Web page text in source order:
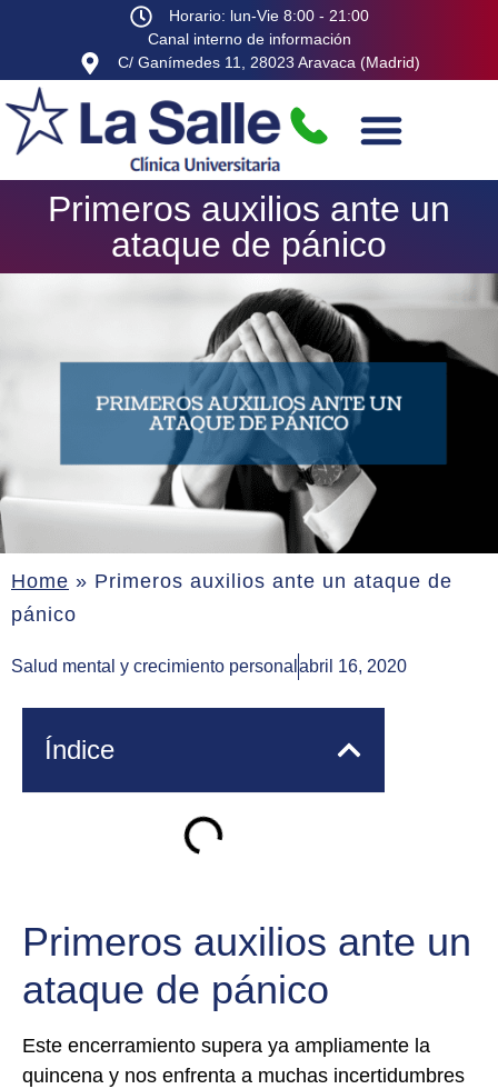
Horario: lun-Vie 8:00 - 21:00
Canal interno de información
C/ Ganímedes 11, 28023 Aravaca (Madrid)
Primeros auxilios ante un
ataque de pánico
Home » Primeros auxilios ante un ataque de
pánico
Salud mental y crecimiento personal abril 16, 2020
Índice
Primeros auxilios ante un
ataque de pánico
Este encerramiento supera ya ampliamente la
quincena y nos enfrenta a muchas incertidumbres